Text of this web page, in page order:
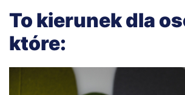
To kierunek dla
które: